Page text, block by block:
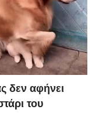
δεν αφήνει
του